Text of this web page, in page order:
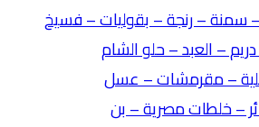
سمنة – رنجة – بقوليات – فسيخ
– العبد – حلو الشام
– مقرمشات – عسل
– خلطات مصرية – بن